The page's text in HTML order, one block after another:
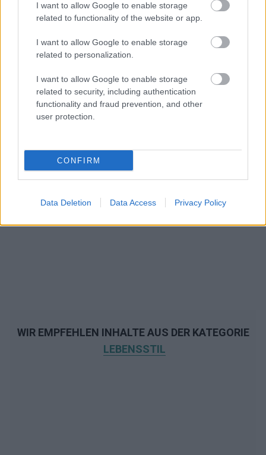
I want to allow Google to enable storage
related to functionality of the website or app.
I want to allow Google to enable storage
related to personalization.
I want to allow Google to enable storage
related to security, including authentication
functionality and fraud prevention, and other
user protection.
CONFIRM
Data Deletion Data Access Privacy Policy
WIR EMPFEHLEN INHALTE AUS DER KATEGORIE
LEBENSSTIL